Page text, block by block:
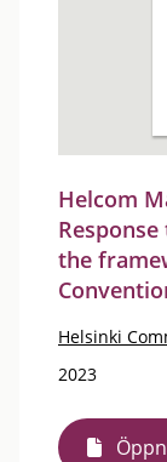
Helcom
the
Helsinki
2023